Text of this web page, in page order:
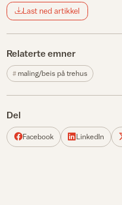
Last ned artikkel
Relaterte emner
maling/beis på trehus
Del
Facebook LinkedIn